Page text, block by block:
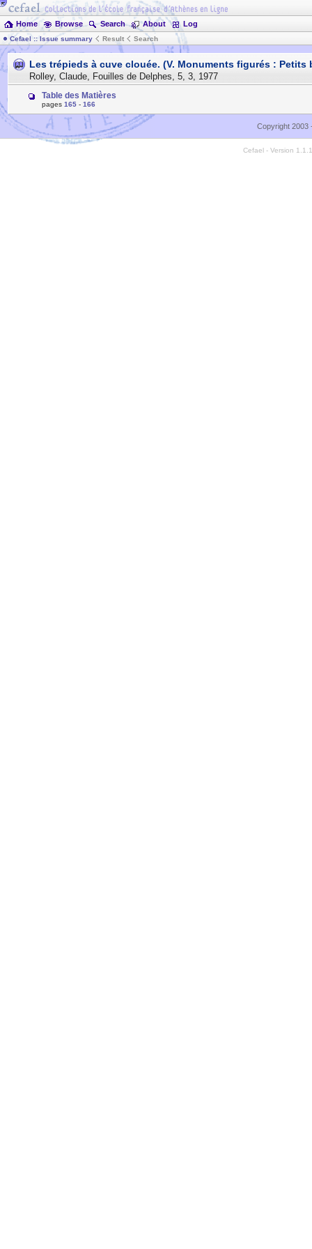
Home Browse Search About Log
Cefael :: Issue summary Result Search
Les trépieds à cuve clouée. (V. Monuments figurés :
Rolley, Claude, Fouilles de Delphes, 5, 3, 1977
Table des Matières
pages 165 - 166
Copyright 2003
Cefael - Version